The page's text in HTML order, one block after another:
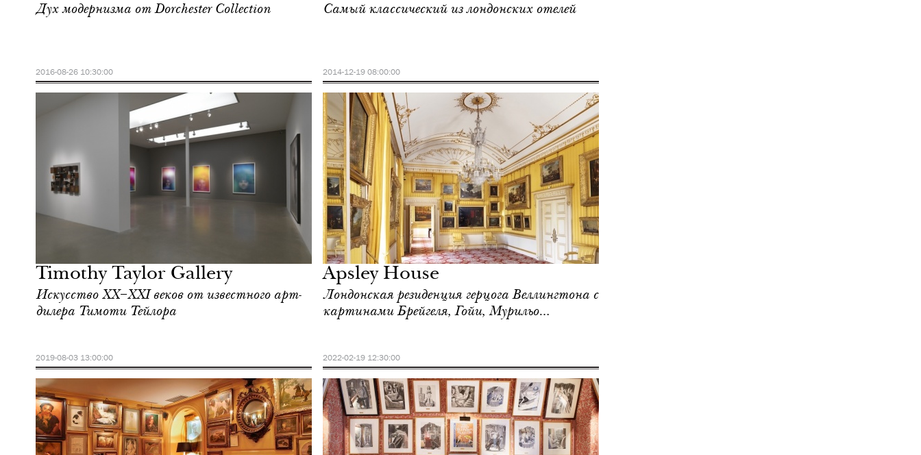
Дух модернизма от Dorchester Collection
2016-08-26 10:30:00
Самый классический из лондонских отелей
2014-12-19 08:00:00
Timothy Taylor Gallery
Искусство ХХ–ХХI веков от известного арт-
дилера Тимоти Тейлора
2019-08-03 13:00:00
Культура
Apsley House
Лондонская резиденция герцога Веллингтона с
картинами Брейгеля, Гойи, Мурильо…
2022-02-19 12:30:00